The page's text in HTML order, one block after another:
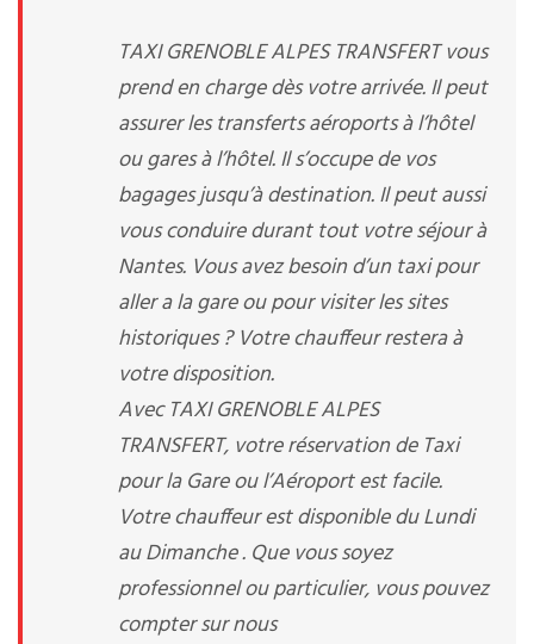
TAXI GRENOBLE ALPES TRANSFERT vous
prend en charge dès votre arrivée. Il peut
assurer les transferts aéroports à l’hôtel
ou gares à l’hôtel. Il s’occupe de vos
bagages jusqu’à destination. Il peut aussi
vous conduire durant tout votre séjour à
Nantes. Vous avez besoin d’un taxi pour
aller a la gare ou pour visiter les sites
historiques ? Votre chauffeur restera à
votre disposition.
Avec TAXI GRENOBLE ALPES
TRANSFERT, votre réservation de Taxi
pour la Gare ou l’Aéroport est facile.
Votre chauffeur est disponible du Lundi
au Dimanche . Que vous soyez
professionnel ou particulier, vous pouvez
compter sur nous